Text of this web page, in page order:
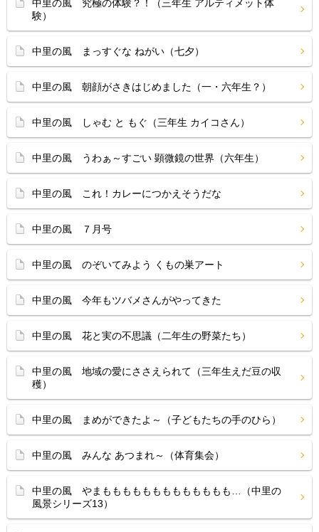
中里の風 究極の体験？！（三年生 アルティメット体
験）
中里の風 まっすぐな ねがい（七夕）
中里の風 朝顔がさきはじめました（一・六年生？）
中里の風 しゃむ と もぐ（三年生 カイコさん）
中里の風 うわぁ～すごい 顕微鏡の世界（六年生）
中里の風 これ！カレーにつかえそうだな
中里の風 ７月号
中里の風 のぞいてみよう くもの巣アート
中里の風 今年もツバメさんがやってきた
中里の風 花と実の不思議（二年生の野菜たち）
中里の風 地域の愛にささえられて（三年生えだ豆の収
穫）
中里の風 まめができたよ～（子どもたちの手のひら）
中里の風 みんな あつまれ～（体育集会）
中里の風 やまももももももももももももも…（中里の
風景シリーズ13）